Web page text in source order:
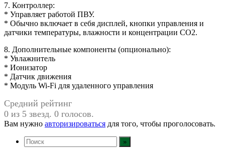
7. Контроллер:
* Управляет работой ПВУ.
* Обычно включает в себя дисплей, кнопки управления и
датчики температуры, влажности и концентрации CO2.
8. Дополнительные компоненты (опционально):
* Увлажнитель
* Ионизатор
* Датчик движения
* Модуль Wi-Fi для удаленного управления
Средний рейтинг
0 из 5 звезд. 0 голосов.
Вам нужно авторизироваться для того, чтобы проголосовать.